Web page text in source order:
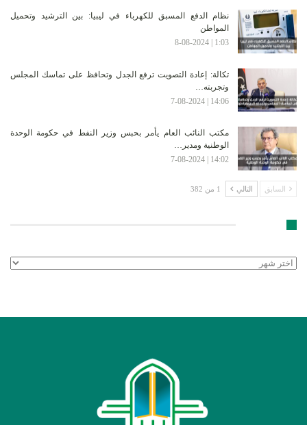
نظام الدفع المسبق للكهرباء في ليبيا: بين الترشيد وتحميل
المواطن
1:03 | 8-08-2024
تكالة: إعادة التصويت ترفع الجدل وتحافظ على تماسك المجلس
وتجربته…
14:06 | 7-08-2024
مكتب النائب العام يأمر بحبس وزير النفط في حكومة الوحدة
الوطنية ومدير…
14:02 | 7-08-2024
السابق التالي 1 من 382
الأرشيف